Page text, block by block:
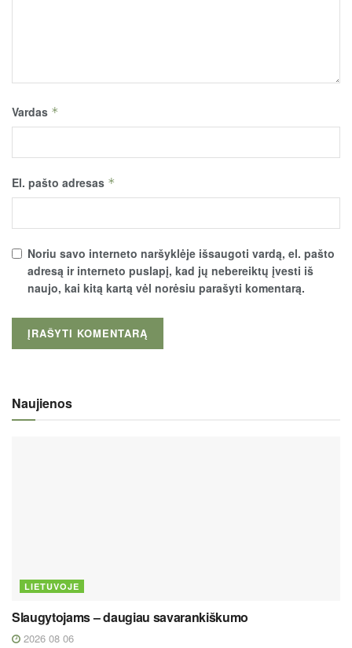
Vardas *
El. pašto adresas *
Noriu savo interneto naršyklėje išsaugoti vardą, el. pašto
adresą ir interneto puslapį, kad jų nebereiktų įvesti iš
naujo, kai kitą kartą vėl norėsiu parašyti komentarą.
Naujienos
LIETUVOJE
Slaugytojams – daugiau savarankiškumo
2026 08 06